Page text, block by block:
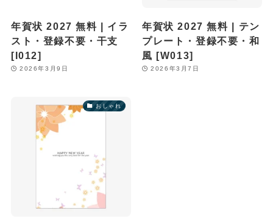
年賀状 2027 無料 | イラ
スト・登録不要・干支
[I012]
2026年3月9日
年賀状 2027 無料 | テン
プレート・登録不要・和
風 [W013]
2026年3月7日
おしゃれ